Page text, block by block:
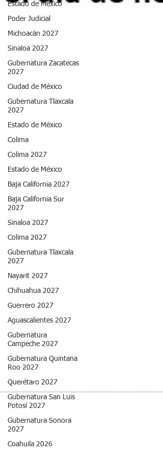
Estado de México
Poder Judicial
Michoacán 2027
Sinaloa 2027
Gubernatura Zacatecas
2027
Ciudad de México
Gubernatura Tlaxcala
2027
Estado de México
Colima
Colima 2027
Estado de México
Baja California 2027
Baja California Sur
2027
Sinaloa 2027
Colima 2027
Gubernatura Tlaxcala
2027
Nayarit 2027
Chihuahua 2027
Guerrero 2027
Aguascalientes 2027
Gubernatura
Campeche 2027
Gubernatura Quintana
Roo 2027
Querétaro 2027
Gubernatura San Luis
Potosí 2027
Gubernatura Sonora
2027
Coahuila 2026